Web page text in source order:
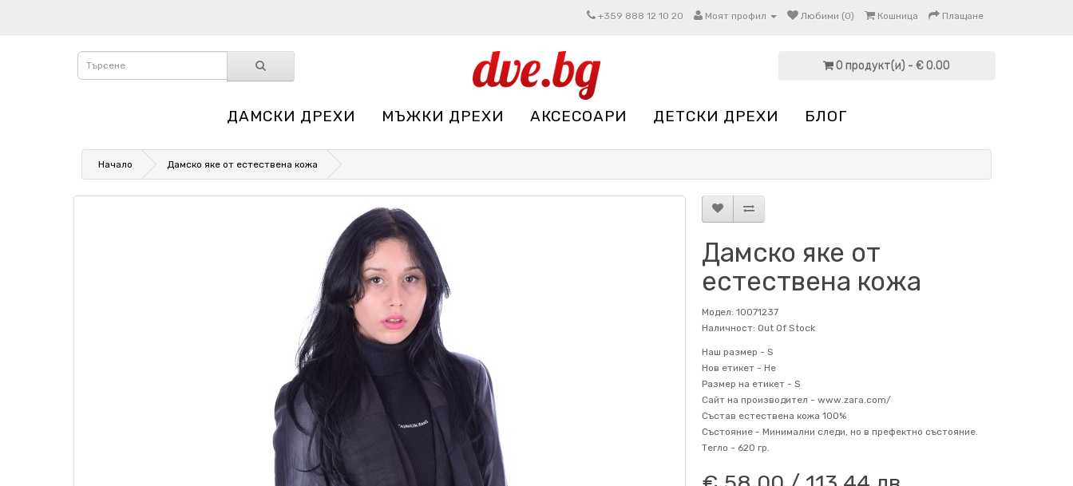
+359 888 12 10 20 Моят профил Любими (0) Кошница Плащане
0 продукт(и) - € 0.00
ДАМСКИ ДРЕХИ МЪЖКИ ДРЕХИ АКСЕСОАРИ ДЕТСКИ ДРЕХИ БЛОГ
Начало Дамско яке от естествена кожа
Дамско яке от
естествена кожа
Модел: 10071237
Наличност: Out Of Stock
Наш размер - S
Нов етикет - Не
Размер на етикет - S
Сайт на производител - www.zara.com/
Състав естествена кожа 100%
Състояние - Минимални следи, но в префектно състояние.
Тегло - 620 гр.